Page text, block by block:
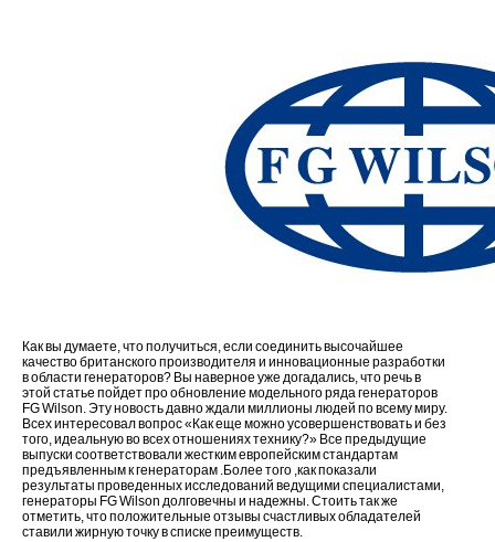
Как вы думаете, что получиться, если соединить высочайшее
качество британского производителя и инновационные разработки
в области генераторов? Вы наверное уже догадались, что речь в
этой статье пойдет про обновление модельного ряда генераторов
FG Wilson. Эту новость давно ждали миллионы людей по всему миру.
Всех интересовал вопрос «Как еще можно усовершенствовать и без
того, идеальную во всех отношениях технику?» Все предыдущие
выпуски соответствовали жестким европейским стандартам
предъявленным к генераторам .Более того ,как показали
результаты проведенных исследований ведущими специалистами,
генераторы FG Wilson долговечны и надежны. Стоить так же
отметить, что положительные отзывы счастливых обладателей
ставили жирную точку в списке преимуществ.